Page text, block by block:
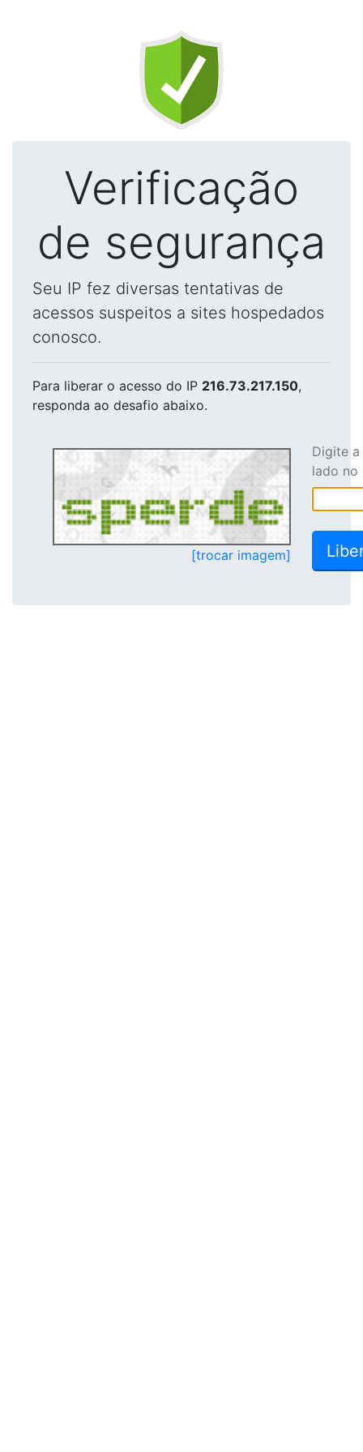
Verificação
de segurança
Seu IP fez diversas tentativas de
acessos suspeitos a sites hospedados
conosco.
Para liberar o acesso do IP 216.73.217.150,
responda ao desafio abaixo.
[trocar imagem]
Digite
lado no